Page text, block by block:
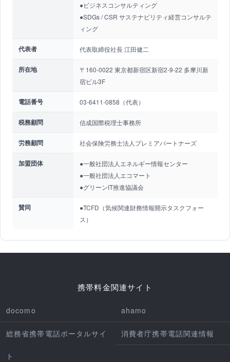
●ビジネスコンサルティング
●SDGs / CSR サステナビリティ経営コンサルテ
ィング
代表者 代表取締役社長 江田健二
所在地
〒160-0022 東京都新宿区新宿2-9-22 多摩川新
宿ビル3F
電話番号 03-6411-0858（代表）
税務顧問 信成国際税理士事務所
労務顧問 社会保険労務士法人プレミアパートナーズ
加盟団体
●一般社団法人エネルギー情報センター
●一般社団法人エコマート
●グリーンIT推進協議会
賛同
●TCFD（気候関連財務情報開示タスクフォー
ス）
携帯料金関連サイト
docomo ahamo
総務省携帯電話ポータルサイ
ト
消費者庁携帯電話関連情報